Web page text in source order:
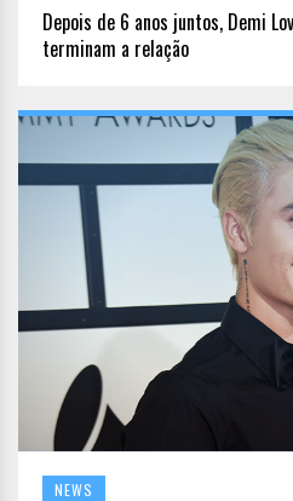
Depois de 6 anos juntos, Demi
terminam a relação
NEWS